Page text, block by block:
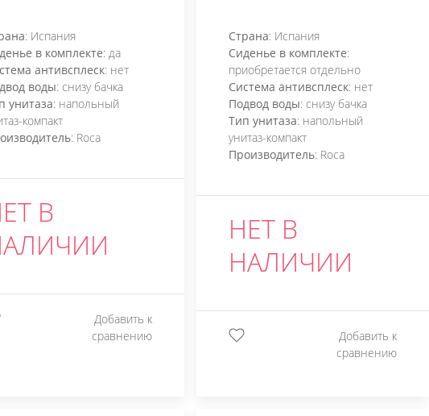
: Испания
в комплекте: да
антивсплеск: нет
воды: снизу бачка
унитаза: напольный
компакт
: Roca
В
Добавить к
сравнению
Страна: Испания
Сиденье в комплекте:
приобретается отдельно
Система антивсплеск: нет
Подвод воды: снизу бачка
Тип унитаза: напольный
унитаз-компакт
Производитель: Roca
НЕТ В
НАЛИЧИИ
Добавить к
сравнению